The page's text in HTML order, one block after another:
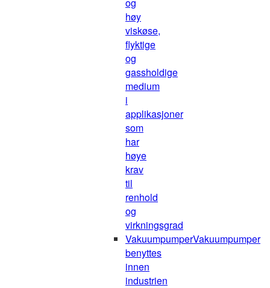
høy
viskøse,
flyktige
og
gassholdige
medium
i
applikasjoner
som
har
høye
krav
til
renhold
og
virkningsgrad
VakuumpumperVakuumpumper
benyttes
innen
industrien